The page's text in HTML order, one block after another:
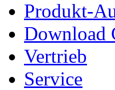
Produkt-
Download
Vertrieb
Service